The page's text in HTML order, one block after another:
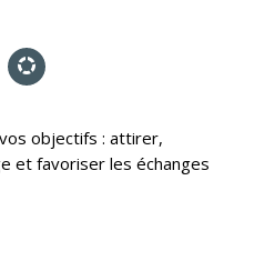
objectifs : attirer,
et favoriser les échanges